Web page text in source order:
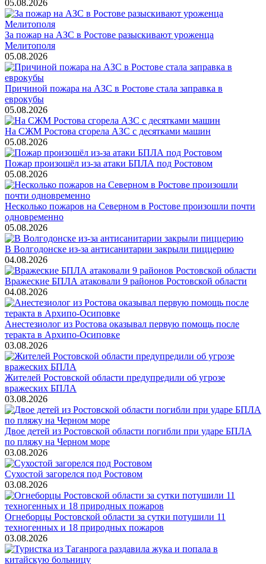
05.08.2026
За пожар на АЗС в Ростове разыскивают уроженца
Мелитополя
05.08.2026
Причиной пожара на АЗС в Ростове стала заправка в
еврокубы
05.08.2026
На СЖМ Ростова сгорела АЗС с десятками машин
05.08.2026
Пожар произошёл из-за атаки БПЛА под Ростовом
05.08.2026
Несколько пожаров на Северном в Ростове произошли почти
одновременно
05.08.2026
В Волгодонске из-за антисанитарии закрыли пиццерию
04.08.2026
Вражеские БПЛА атаковали 9 районов Ростовской области
04.08.2026
Анестезиолог из Ростова оказывал первую помощь после
теракта в Архипо-Осиповке
03.08.2026
Жителей Ростовской области предупредили об угрозе
вражеских БПЛА
03.08.2026
Двое детей из Ростовской области погибли при ударе БПЛА
по пляжу на Черном море
03.08.2026
Сухостой загорелся под Ростовом
03.08.2026
Огнеборцы Ростовской области за сутки потушили 11
техногенных и 18 природных пожаров
03.08.2026